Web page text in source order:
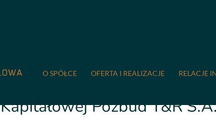
O SPÓŁCE OFERTA I REALIZACJE RELACJE
Kapitałowej Pozbud T&R